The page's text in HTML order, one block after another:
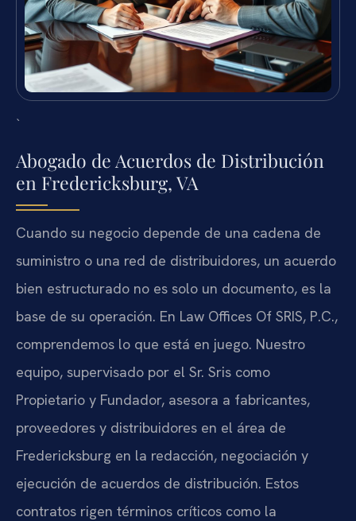
`
Abogado de Acuerdos de Distribución
en Fredericksburg, VA
Cuando su negocio depende de una cadena de
suministro o una red de distribuidores, un acuerdo
bien estructurado no es solo un documento, es la
base de su operación. En Law Offices Of SRIS, P.C.,
comprendemos lo que está en juego. Nuestro
equipo, supervisado por el Sr. Sris como
Propietario y Fundador, asesora a fabricantes,
proveedores y distribuidores en el área de
Fredericksburg en la redacción, negociación y
ejecución de acuerdos de distribución. Estos
contratos rigen términos críticos como la